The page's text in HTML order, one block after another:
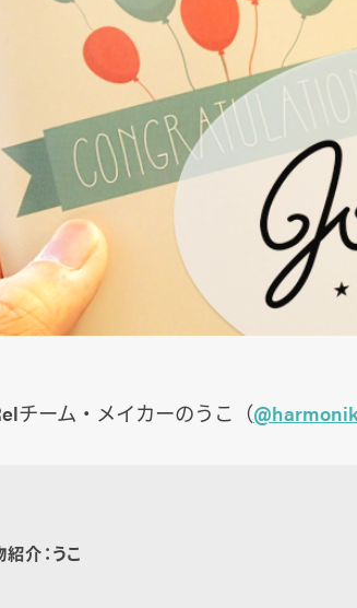
チーム・メイカーのうこ（
紹介：うこ